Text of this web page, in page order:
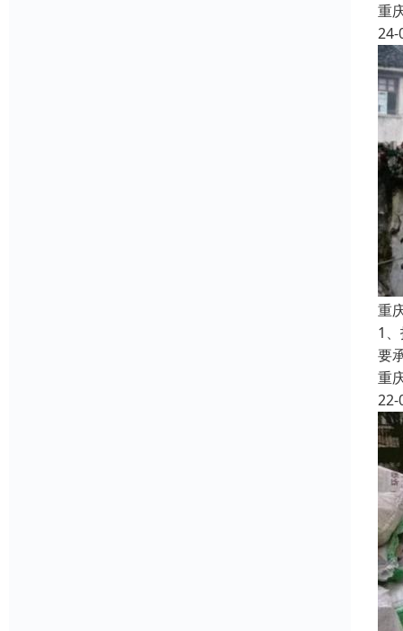
重
24-
重
1
要
重
22-